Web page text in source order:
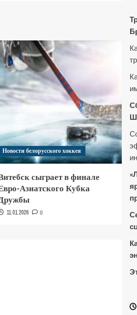
Новости белорусского хоккея
сыграет в финале
Азиатского Кубка
11.01.2026 0